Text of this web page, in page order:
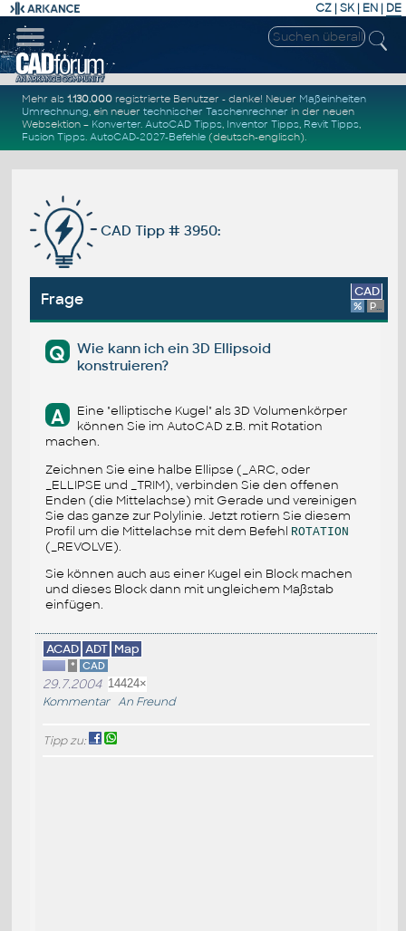
CZ | SK| EN | DE
Mehr als1.130.000 registrierte Benutzer - danke! Neuer Maßeinheiten
Umrechnung, ein neuertechnischer Taschenrechner in der neuen
Websektion – Konverter.AutoCAD Tipps, Inventor Tipps, Revit Tipps,
Fusion Tipps.AutoCAD-2027-Befehle (deutsch-englisch).
CAD Tipp # 3950:
Frage CAD
% Platform
Q
Wie kann ich ein 3D Ellipsoid
konstruieren?
A
Eine "elliptische Kugel" als 3D Volumenkörper
können Sie im AutoCAD z.B. mit Rotation
machen.
Zeichnen Sie eine halbe Ellipse (_ARC, oder
_ELLIPSE und _TRIM), verbinden Sie den offenen
Enden (die Mittelachse) mit Gerade und vereinigen
Sie das ganze zur Polylinie. Jetzt rotiern Sie diesem
Profil um die Mittelachse mit dem Befehl ROTATION
(_REVOLVE).
Sie können auch aus einer Kugel ein Block machen
und dieses Block dann mit ungleichem Maßstab
einfügen.
ACAD ADT Map
* CAD
29.7.2004 14424×
Kommentar An Freund
Tipp zu: